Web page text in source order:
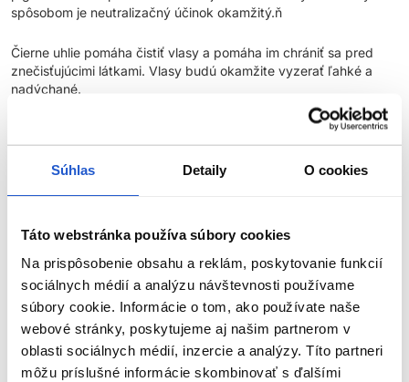
Súhlas Detaily O cookies
Táto webstránka používa súbory cookies
Na prispôsobenie obsahu a reklám, poskytovanie funkcií
sociálnych médií a analýzu návštevnosti používame
súbory cookie. Informácie o tom, ako používate naše
webové stránky, poskytujeme aj našim partnerom v
oblasti sociálnych médií, inzercie a analýzy. Títo partneri
môžu príslušné informácie skombinovať s ďalšími
spôsobom je neutralizačný účinok okamžitý.ň
Čierne uhlie pomáha čistiť vlasy a pomáha im chrániť sa pred
znečisťujúcimi látkami. Vlasy budú okamžite vyzerať ľahké a
nadýchané.
Vďaka obsahu rasveratrolu, polyfenolov a vitamínu C pomáhajú
výťažky z čučoriedok, malín a černíc predchádzať oxidačnému
stresu vlasov. Farba vyzerá oživená a lesklá aj po technickom
Hlavné výhody:
Ideálne pre všetky svetlohnedé, farbené alebo zosvetlené
vlasy
Vhodné pre základy 6-7
Vyživujúca receptúra s kyslým pH